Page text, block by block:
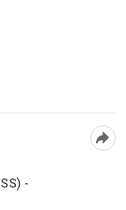
-